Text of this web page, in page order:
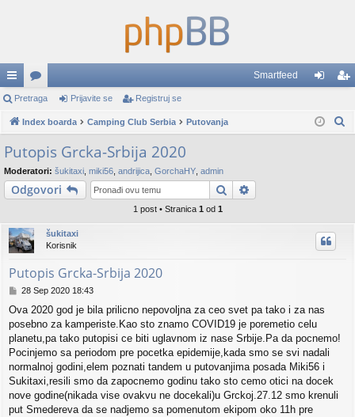
rzi
lin
ko
vi
or
u
Smartfeed
av ist
Pretraga Prijavite se Registruj se
Index boarda Camping Club Serbia Putovanja
g
Putopis Grcka-Srbija 2020
Moderatori: šukitaxi miki56 andrijica GorchaHY admin
Odgovori Pretraga
1 post • Stranica 1 od 1
šukitaxi
Korisnik
Putopis Grcka-Srbija 2020
P
s
t
28 Sep 2020 18:43
Ova 2020 god je bila prilicno nepovoljna za ceo svet pa tako i za nas
posebno za kamperiste.Kao sto znamo COVID19 je poremetio celu
planetu,pa tako putopisi ce biti uglavnom iz nase Srbije.Pa da pocnemo!
Pocinjemo sa periodom pre pocetka epidemije,kada smo se svi nadali
normalnoj godini,elem poznati tandem u putovanjima posada Miki56 i
Sukitaxi,resili smo da zapocnemo godinu tako sto cemo otici na docek
nove godine(nikada vise ovakvu ne docekali)u Grckoj.27.12 smo krenuli
put Smedereva da se nadjemo sa pomenutom ekipom oko 11h pre